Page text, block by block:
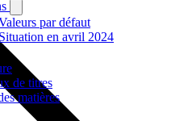
par défaut
en avril 2024
de titres
matières